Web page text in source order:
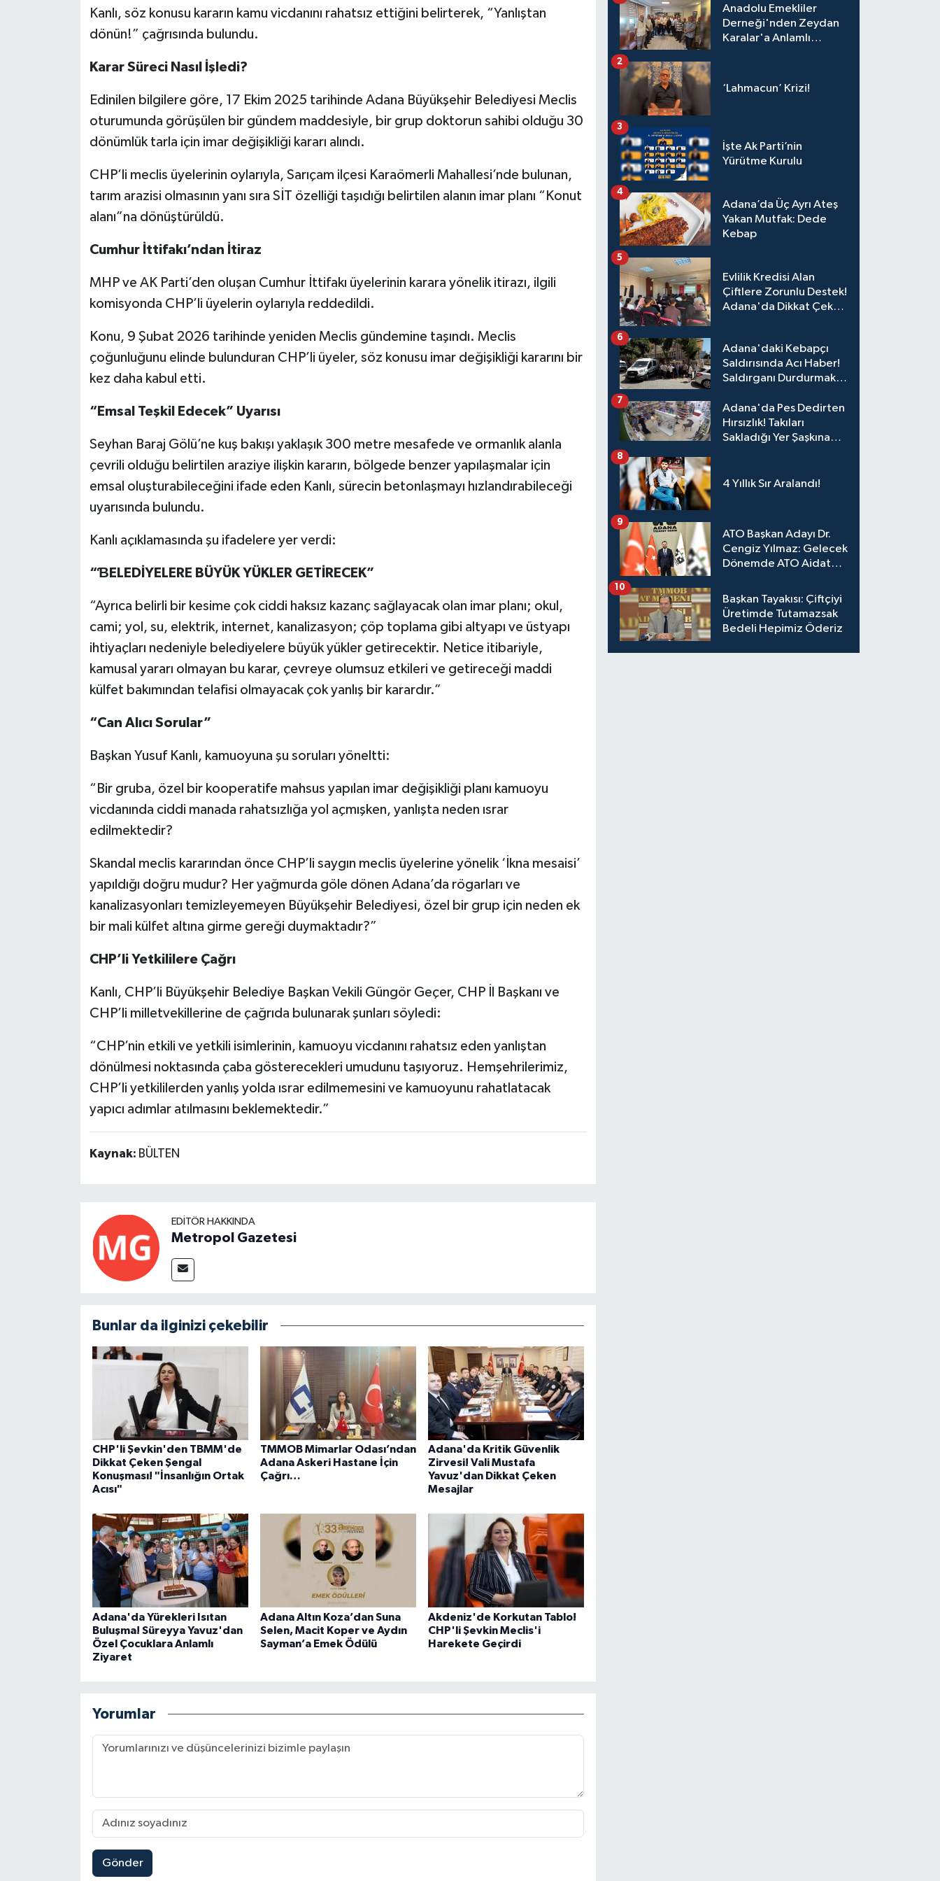
Kanlı, söz konusu kararın kamu vicdanını rahatsız ettiğini belirterek, “Yanlıştan
dönün!” çağrısında bulundu.
Karar Süreci Nasıl İşledi?
Edinilen bilgilere göre, 17 Ekim 2025 tarihinde Adana Büyükşehir Belediyesi Meclis
oturumunda görüşülen bir gündem maddesiyle, bir grup doktorun sahibi olduğu 30
dönümlük tarla için imar değişikliği kararı alındı.
CHP’li meclis üyelerinin oylarıyla, Sarıçam ilçesi Karaömerli Mahallesi’nde bulunan,
tarım arazisi olmasının yanı sıra SİT özelliği taşıdığı belirtilen alanın imar planı “Konut
alanı”na dönüştürüldü.
Cumhur İttifakı’ndan İtiraz
MHP ve AK Parti’den oluşan Cumhur İttifakı üyelerinin karara yönelik itirazı, ilgili
komisyonda CHP’li üyelerin oylarıyla reddedildi.
Konu, 9 Şubat 2026 tarihinde yeniden Meclis gündemine taşındı. Meclis
çoğunluğunu elinde bulunduran CHP’li üyeler, söz konusu imar değişikliği kararını bir
kez daha kabul etti.
“Emsal Teşkil Edecek” Uyarısı
Seyhan Baraj Gölü’ne kuş bakışı yaklaşık 300 metre mesafede ve ormanlık alanla
çevrili olduğu belirtilen araziye ilişkin kararın, bölgede benzer yapılaşmalar için
emsal oluşturabileceğini ifade eden Kanlı, sürecin betonlaşmayı hızlandırabileceği
uyarısında bulundu.
Kanlı açıklamasında şu ifadelere yer verdi:
“ƁELEDİYELERE BÜYÜK YÜKLER GETİRECEK”
“Ayrıca belirli bir kesime çok ciddi haksız kazanç sağlayacak olan imar planı; okul,
cami; yol, su, elektrik, internet, kanalizasyon; çöp toplama gibi altyapı ve üstyapı
ihtiyaçları nedeniyle belediyelere büyük yükler getirecektir. Netice itibariyle,
kamusal yararı olmayan bu karar, çevreye olumsuz etkileri ve getireceği maddi
külfet bakımından telafisi olmayacak çok yanlış bir karardır.”
“Can Alıcı Sorular”
Başkan Yusuf Kanlı, kamuoyuna şu soruları yöneltti:
“Bir gruba, özel bir kooperatife mahsus yapılan imar değişikliği planı kamuoyu
vicdanında ciddi manada rahatsızlığa yol açmışken, yanlışta neden ısrar
edilmektedir?
Skandal meclis kararından önce CHP’li saygın meclis üyelerine yönelik ‘İkna mesaisi’
yapıldığı doğru mudur? Her yağmurda göle dönen Adana’da rögarları ve
kanalizasyonları temizleyemeyen Büyükşehir Belediyesi, özel bir grup için neden ek
bir mali külfet altına girme gereği duymaktadır?”
CHP’li Yetkililere Çağrı
Kanlı, CHP’li Büyükşehir Belediye Başkan Vekili Güngör Geçer, CHP İl Başkanı ve
CHP’li milletvekillerine de çağrıda bulunarak şunları söyledi:
“CHP’nin etkili ve yetkili isimlerinin, kamuoyu vicdanını rahatsız eden yanlıştan
dönülmesi noktasında çaba gösterecekleri umudunu taşıyoruz. Hemşehrilerimiz,
CHP’li yetkililerden yanlış yolda ısrar edilmemesini ve kamuoyunu rahatlatacak
yapıcı adımlar atılmasını beklemektedir.”
Kaynak: BÜLTEN
EDITÖR HAKKINDA
Metropol Gazetesi
Bunlar da ilginizi çekebilir
CHP'li Şevkin'den TBMM'de
Dikkat Çeken Şengal
Konuşması! "İnsanlığın Ortak
Acısı"
TMMOB Mimarlar Odası’ndan
Adana Askeri Hastane İçin
Çağrı…
Adana'da Kritik Güvenlik
Zirvesi! Vali Mustafa
Yavuz'dan Dikkat Çeken
Mesajlar
Adana'da Yürekleri Isıtan
Buluşma! Süreyya Yavuz'dan
Özel Çocuklara Anlamlı
Ziyaret
Adana Altın Koza’dan Suna
Selen, Macit Koper ve Aydın
Sayman’a Emek Ödülü
Akdeniz'de Korkutan Tablo!
CHP'li Şevkin Meclis'i
Harekete Geçirdi
Yorumlar
Gönder
Anadolu Emekliler
Derneği'nden Zeydan
Karalar'a Anlamlı
‘Lahmacun’ Krizi!
2
İşte Ak Parti’nin
Yürütme Kurulu
3
Adana’da Üç Ayrı Ateş
Yakan Mutfak: Dede
Kebap
4
Evlilik Kredisi Alan
Çiftlere Zorunlu Destek!
Adana'da Dikkat Çeken
5
Adana'daki Kebapçı
Saldırısında Acı Haber!
Saldırganı Durdurmak
Kaybetti
6
Adana'da Pes Dedirten
Hırsızlık! Takıları
Sakladığı Yer Şaşkına
7
4 Yıllık Sır Aralandı!
8
ATO Başkan Adayı Dr.
Cengiz Yılmaz: Gelecek
Dönemde ATO Aidat
Üyelerimize Ve
Adana'ya Yatırılacak
9
Başkan Tayakısı: Çiftçiyi
Üretimde Tutamazsak
Bedeli Hepimiz Öderiz
10